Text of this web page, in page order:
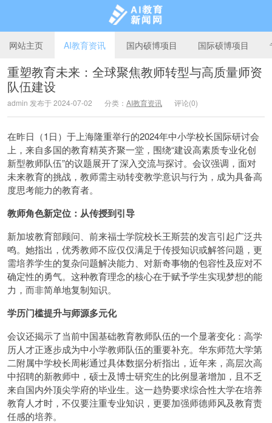
网站主页 AI教育资讯 国内硕博项目 国际硕博项目
重塑教育未来：全球聚焦教师转型与高质量师资
队伍建设
admin 发布于 2024-07-02 分类： AI教育资讯 评论(0)
在昨日（1日）于上海隆重举行的2024年中小学校长国际研讨会
上，来自多国的教育精英齐聚一堂，围绕“建设高素质专业化创
新型教师队伍”的议题展开了深入交流与探讨。会议强调，面对
未来教育的挑战，教师需主动转变教学意识与行为，成为具备高
度思考能力的教育者。
教师角色新定位：从传授到引导
新加坡教育部顾问、前来福士学院校长王斯芸的发言引起广泛共
鸣。她指出，优秀教师不应仅仅满足于传授知识或解答问题，更
需培养学生的复杂问题解决能力、对新奇事物的包容性及应对不
确定性的勇气。这种教育理念的核心在于赋予学生实现梦想的能
力，而非简单地复制知识。
学历门槛提升与师源多元化
会议还揭示了当前中国基础教育教师队伍的一个显著变化：高学
历人才正逐步成为中小学教师队伍的重要补充。华东师范大学第
二附属中学校长周彬通过具体数据分析指出，近年来，高层次高
中招聘的新教师中，硕士及博士研究生的比例显著增加，且不乏
来自国内外顶尖学府的毕业生。这一趋势要求综合性大学在培养
教育人才时，不仅要注重专业知识，更要加强师德师风及教育责
任感的培养。